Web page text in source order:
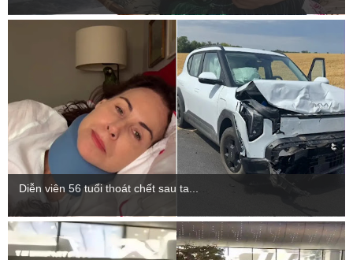
Diễn viên 56 tuổi thoát chết sau ta...